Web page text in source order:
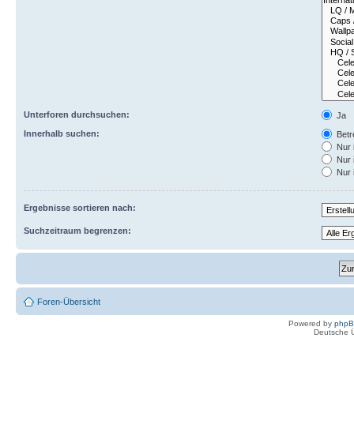
Unterforen durchsuchen:
Ja
Innerhalb suchen:
Nur
Nur
Nur
Ergebnisse sortieren nach:
Suchzeitraum begrenzen:
Foren-Übersicht
Powered by
Deutsche